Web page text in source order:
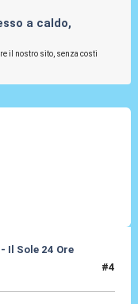
a caldo,
il nostro sito, senza costi
Il Sole 24 Ore
#4